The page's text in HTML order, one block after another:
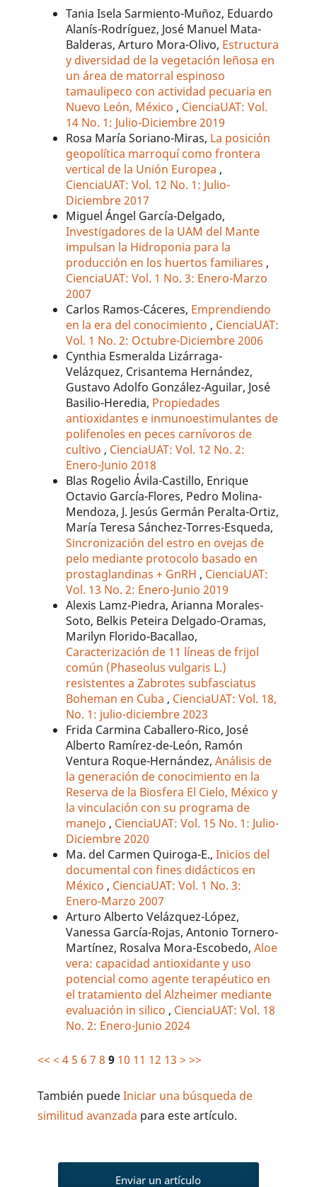
Tania Isela Sarmiento-Muñoz, Eduardo
Alanís-Rodríguez, José Manuel Mata-
Balderas, Arturo Mora-Olivo, Estructura
y diversidad de la vegetación leñosa en
un área de matorral espinoso
tamaulipeco con actividad pecuaria en
Nuevo León, México, CienciaUAT: Vol.
14 No. 1: Julio-Diciembre 2019
Rosa María Soriano-Miras, La posición
geopolítica marroquí como frontera
vertical de la Unión Europea,
CienciaUAT: Vol. 12 No. 1: Julio-
Diciembre 2017
Miguel Ángel García-Delgado,
Investigadores de la UAM del Mante
impulsan la Hidroponia para la
producción en los huertos familiares,
CienciaUAT: Vol. 1 No. 3: Enero-Marzo
2007
Carlos Ramos-Cáceres, Emprendiendo
en la era del conocimiento, CienciaUAT:
Vol. 1 No. 2: Octubre-Diciembre 2006
Cynthia Esmeralda Lizárraga-
Velázquez, Crisantema Hernández,
Gustavo Adolfo González-Aguilar, José
Basilio-Heredia, Propiedades
antioxidantes e inmunoestimulantes de
polifenoles en peces carnívoros de
cultivo, CienciaUAT: Vol. 12 No. 2:
Enero-Junio 2018
Blas Rogelio Ávila-Castillo, Enrique
Octavio García-Flores, Pedro Molina-
Mendoza, J. Jesús Germán Peralta-Ortiz,
María Teresa Sánchez-Torres-Esqueda,
Sincronización del estro en ovejas de
pelo mediante protocolo basado en
prostaglandinas + GnRH, CienciaUAT:
Vol. 13 No. 2: Enero-Junio 2019
Alexis Lamz-Piedra, Arianna Morales-
Soto, Belkis Peteira Delgado-Oramas,
Marilyn Florido-Bacallao,
Caracterización de 11 líneas de frijol
común (Phaseolus vulgaris L.)
resistentes a Zabrotes subfasciatus
Boheman en Cuba, CienciaUAT: Vol. 18,
No. 1: julio-diciembre 2023
Frida Carmina Caballero-Rico, José
Alberto Ramírez-de-León, Ramón
Ventura Roque-Hernández,Análisis de
la generación de conocimiento en la
Reserva de la Biosfera El Cielo, México y
la vinculación con su programa de
manejo, CienciaUAT: Vol. 15 No. 1: Julio-
Diciembre 2020
Ma. del Carmen Quiroga-E.,Inicios del
documental con fines didácticos en
México, CienciaUAT: Vol. 1 No. 3:
Enero-Marzo 2007
Arturo Alberto Velázquez-López,
Vanessa García-Rojas, Antonio Tornero-
Martínez, Rosalva Mora-Escobedo,Aloe
vera: capacidad antioxidante y uso
potencial como agente terapéutico en
el tratamiento del Alzheimer mediante
evaluación in silico, CienciaUAT: Vol. 18
No. 2: Enero-Junio 2024
<< < 4 5 6 7 8 9 10 11 12 13 > >>
También puedeIniciar una búsqueda de
similitud avanzada para este artículo.
Enviar un artículo